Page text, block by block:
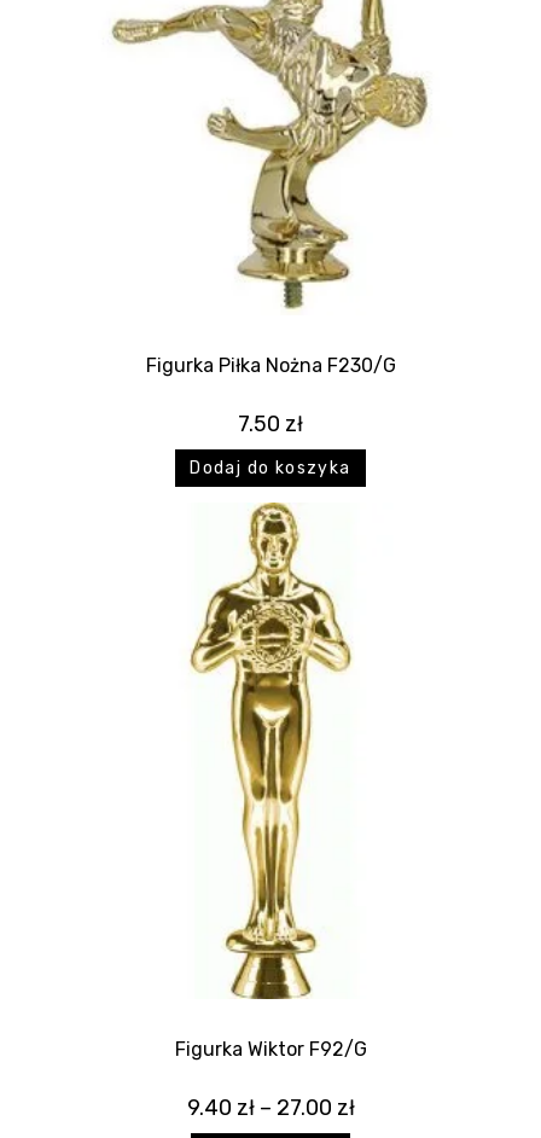
Figurka Piłka Nożna F230/G
7.50 zł
Dodaj do koszyka
Figurka Wiktor F92/G
9.40 zł – 27.00 zł